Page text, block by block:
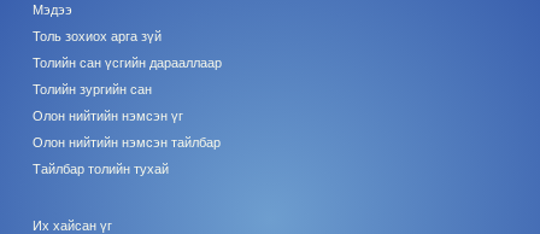
Мэдээ
Толь зохиох арга зүй
Толийн сан үсгийн дарааллаар
Толийн зургийн сан
Олон нийтийн нэмсэн үг
Олон нийтийн нэмсэн тайлбар
Тайлбар толийн тухай
Их хайсан үг